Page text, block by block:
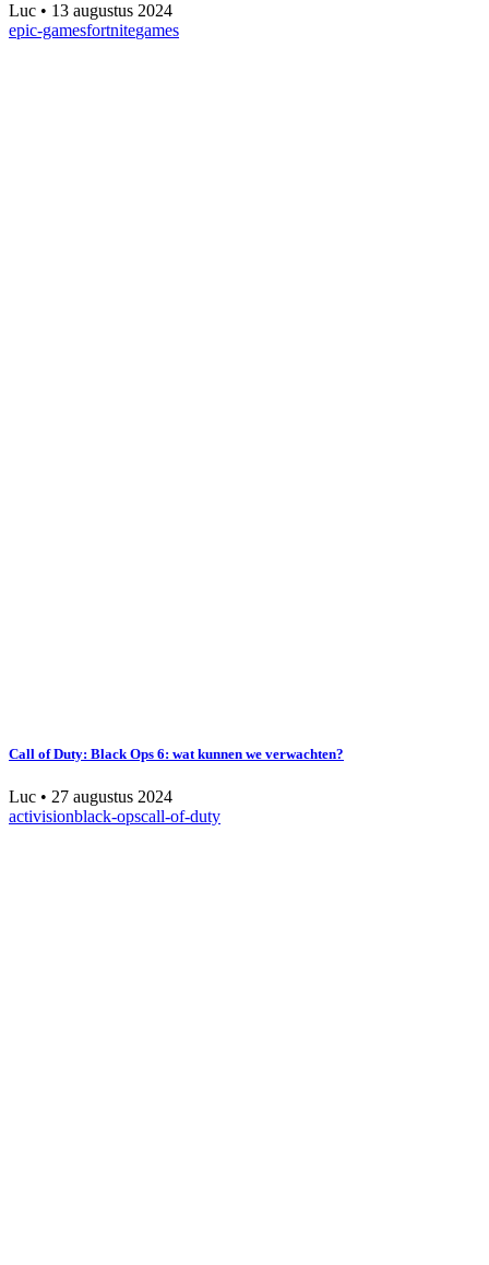
Luc • 13 augustus 2024
epic-gamesfortnitegames
Call of Duty: Black Ops 6: wat kunnen we verwachten?
Luc • 27 augustus 2024
activisionblack-opscall-of-duty